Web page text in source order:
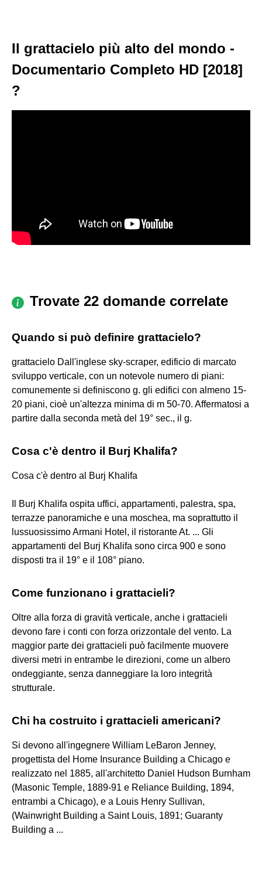
Il grattacielo più alto del mondo -
Documentario Completo HD [2018]
?
Trovate 22 domande correlate
Quando si può definire grattacielo?
grattacielo Dall'inglese sky-scraper, edificio di marcato
sviluppo verticale, con un notevole numero di piani:
comunemente si definiscono g. gli edifici con almeno 15-
20 piani, cioè un'altezza minima di m 50-70. Affermatosi a
partire dalla seconda metà del 19° sec., il g.
Cosa c'è dentro il Burj Khalifa?
Cosa c'è dentro al Burj Khalifa
Il Burj Khalifa ospita uffici, appartamenti, palestra, spa,
terrazze panoramiche e una moschea, ma soprattutto il
lussuosissimo Armani Hotel, il ristorante At. ... Gli
appartamenti del Burj Khalifa sono circa 900 e sono
disposti tra il 19° e il 108° piano.
Come funzionano i grattacieli?
Oltre alla forza di gravità verticale, anche i grattacieli
devono fare i conti con forza orizzontale del vento. La
maggior parte dei grattacieli può facilmente muovere
diversi metri in entrambe le direzioni, come un albero
ondeggiante, senza danneggiare la loro integrità
strutturale.
Chi ha costruito i grattacieli americani?
Si devono all'ingegnere William LeBaron Jenney,
progettista del Home Insurance Building a Chicago e
realizzato nel 1885, all'architetto Daniel Hudson Burnham
(Masonic Temple, 1889-91 e Reliance Building, 1894,
entrambi a Chicago), e a Louis Henry Sullivan,
(Wainwright Building a Saint Louis, 1891; Guaranty
Building a ...